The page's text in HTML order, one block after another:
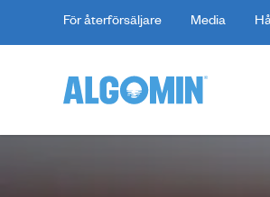
För återförsäljare Media